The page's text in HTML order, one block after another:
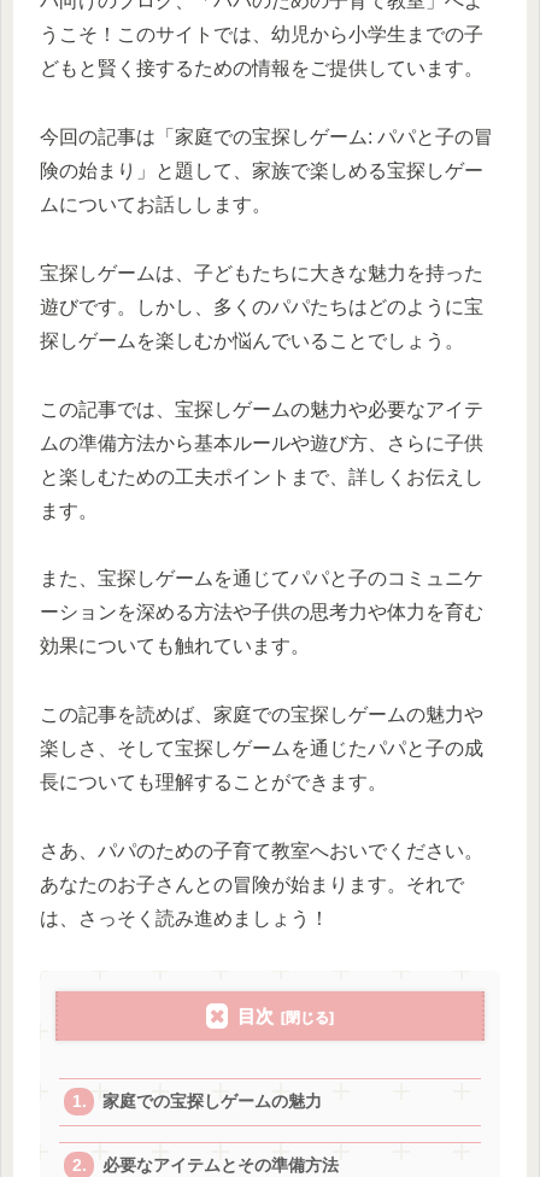
うこそ！このサイトでは、幼児から小学生までの子
どもと賢く接するための情報をご提供しています。
今回の記事は「家庭での宝探しゲーム: パパと子の冒
険の始まり」と題して、家族で楽しめる宝探しゲー
ムについてお話しします。
宝探しゲームは、子どもたちに大きな魅力を持った
遊びです。しかし、多くのパパたちはどのように宝
探しゲームを楽しむか悩んでいることでしょう。
この記事では、宝探しゲームの魅力や必要なアイテ
ムの準備方法から基本ルールや遊び方、さらに子供
と楽しむための工夫ポイントまで、詳しくお伝えし
ます。
また、宝探しゲームを通じてパパと子のコミュニケ
ーションを深める方法や子供の思考力や体力を育む
効果についても触れています。
この記事を読めば、家庭での宝探しゲームの魅力や
楽しさ、そして宝探しゲームを通じたパパと子の成
長についても理解することができます。
さあ、パパのための子育て教室へおいでください。
あなたのお子さんとの冒険が始まります。それで
は、さっそく読み進めましょう！
目次
家庭での宝探しゲームの魅力
必要なアイテムとその準備方法